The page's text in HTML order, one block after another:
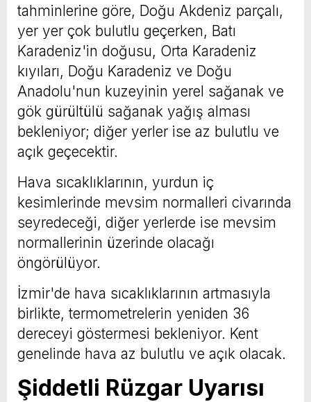
tahminlerine göre, Doğu Akdeniz parçalı,
yer yer çok bulutlu geçerken, Batı
Karadeniz'in doğusu, Orta Karadeniz
kıyıları, Doğu Karadeniz ve Doğu
Anadolu'nun kuzeyinin yerel sağanak ve
gök gürültülü sağanak yağış alması
bekleniyor; diğer yerler ise az bulutlu ve
açık geçecektir.
Hava sıcaklıklarının, yurdun iç
kesimlerinde mevsim normalleri civarında
seyredeceği, diğer yerlerde ise mevsim
normallerinin üzerinde olacağı
öngörülüyor.
İzmir'de hava sıcaklıklarının artmasıyla
birlikte, termometrelerin yeniden 36
dereceyi göstermesi bekleniyor. Kent
genelinde hava az bulutlu ve açık olacak.
Şiddetli Rüzgar Uyarısı